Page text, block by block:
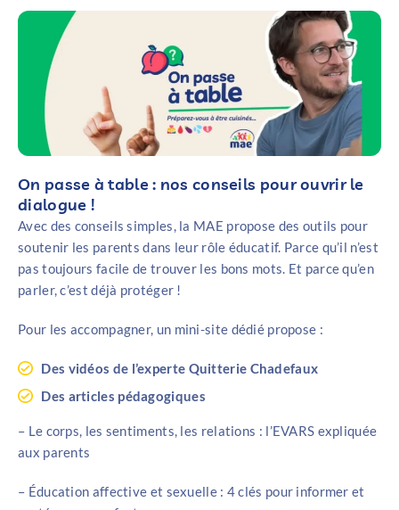
On passe à table : nos conseils pour ouvrir le
dialogue !
Avec des conseils simples, la MAE propose des outils pour
soutenir les parents dans leur rôle éducatif. Parce qu’il n’est
pas toujours facile de trouver les bons mots. Et parce qu’en
parler, c’est déjà protéger !
Pour les accompagner, un mini-site dédié propose :
Des vidéos de l’experte Quitterie Chadefaux
Des articles pédagogiques
– Le corps, les sentiments, les relations : l’EVARS expliquée
aux parents
– Éducation affective et sexuelle : 4 clés pour informer et